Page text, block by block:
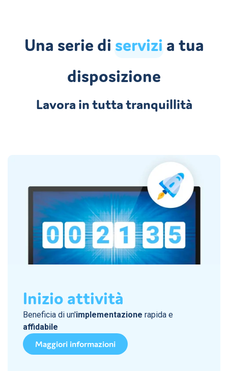
Una serie di servizi a tua
disposizione
Lavora in tutta tranquillità
Inizio attività
Beneficia di un'implementazione rapida e
affidabile
Maggiori informazioni